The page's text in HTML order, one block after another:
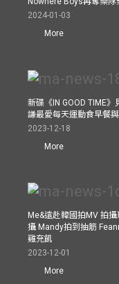
2024-01-03
More
新碟《IN GOOD TIME
謙最愛每天運動食早餐
2023-12-18
More
Me&遠赴韓國拍MV 拍
攝 Mandy拍到抽筋
雞充飢
2023-12-01
More